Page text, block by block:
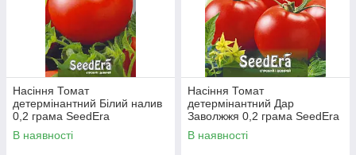
Насіння Томат
детермінантний Білий налив
0,2 грама SeedEra
В наявності
Насіння Томат
детермінантний Дар
Заволжжя 0,2 грама SeedEra
В наявності